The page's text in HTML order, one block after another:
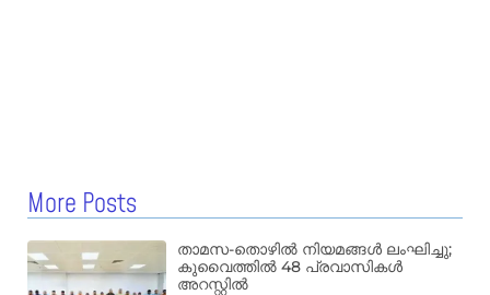
More Posts
താമസ-തൊഴിൽ നിയമങ്ങൾ ലംഘിച്ചു;
കുവൈത്തിൽ 48 പ്രവാസികൾ
അറസ്റ്റിൽ